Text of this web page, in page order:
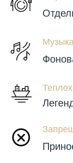
Музыка